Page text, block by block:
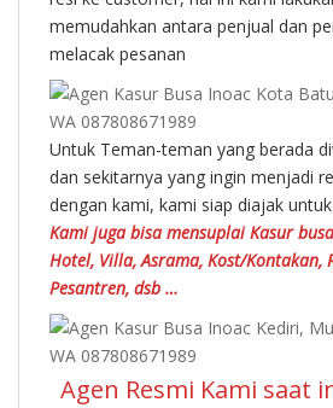
memudahkan antara penjual dan
melacak pesanan
Untuk Teman-teman yang berada
dan sekitarnya yang ingin menjadi
dengan kami, kami siap diajak
Kami juga bisa mensuplai Kasur
Hotel, Villa, Asrama, Kost/Kontakan,
Pesantren, dsb …
Agen Resmi Kami saat